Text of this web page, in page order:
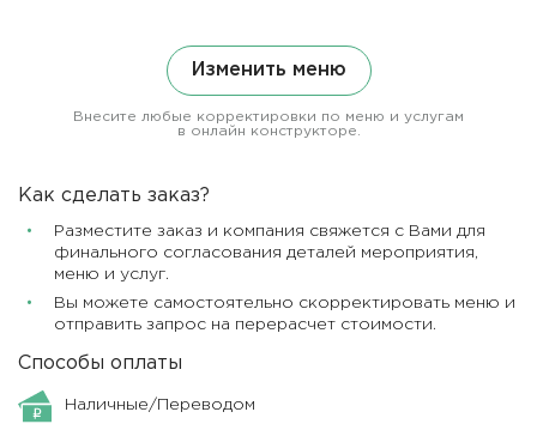
Изменить меню
Внесите любые корректировки по меню и услугам
в онлайн конструкторе.
Как сделать заказ?
Разместите заказ и компания свяжется с Вами для
финального согласования деталей мероприятия,
меню и услуг.
Вы можете самостоятельно скорректировать меню и
отправить запрос на перерасчет стоимости.
Способы оплаты
Наличные/Переводом